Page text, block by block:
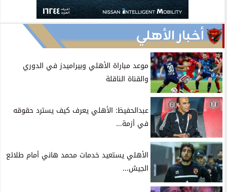
أخبار الأهلي
موعد مباراة الأهلي وبيراميدز في الدوري
والقناة الناقلة
عبدالحفيظ: الأهلي يعرف كيف يسترد حقوقه
في أزمة...
الأهلي يستعيد خدمات محمد هاني أمام طلائع
الجيش...